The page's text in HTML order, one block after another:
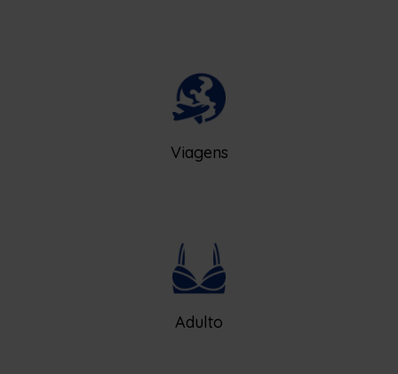
Viagens
Adulto